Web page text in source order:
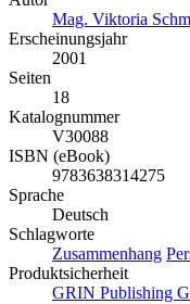
Mag. Viktoria
Erscheinungsjahr
2001
Seiten
18
Katalognummer
V30088
ISBN (eBook)
9783638314275
Sprache
Deutsch
Schlagworte
Zusammenhang
Produktsicherheit
GRIN Publishing